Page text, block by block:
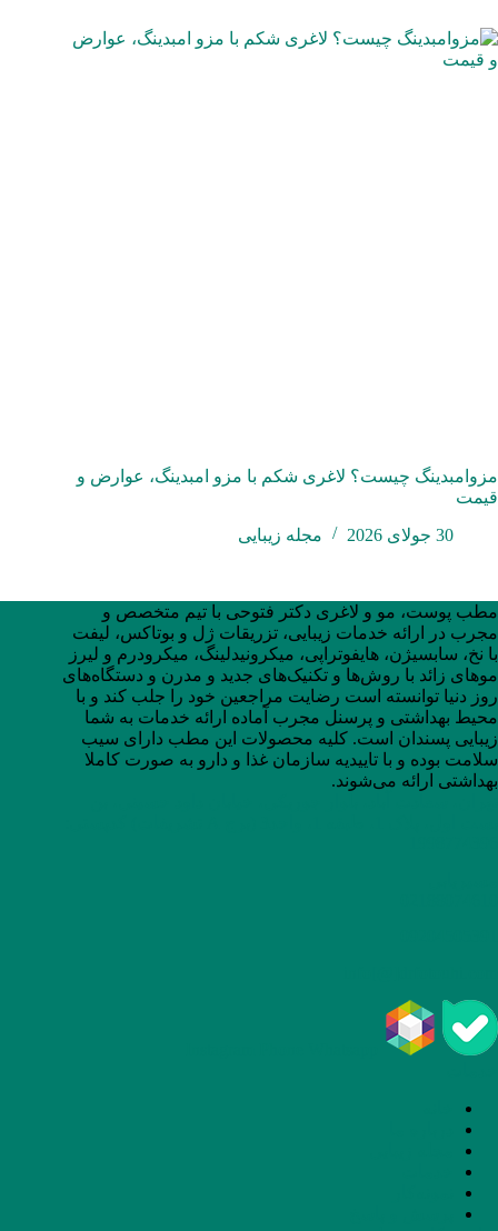
مزوامبدینگ چیست؟ لاغری شکم با مزو امبدینگ، عوارض و
قیمت
30 جولای 2026
مجله زیبایی
مطب پوست، مو و لاغری دکتر فتوحی با تیم متخصص و
مجرب در ارائه خدمات زیبایی، تزریقات ژل و بوتاکس، لیفت
با نخ، سابسیژن، هایفوتراپی، میکرونیدلینگ، میکرودرم و لیرز
موهای زائد با روش‌ها و تکنیک‌های جدید و مدرن و دستگاه‌های
روز دنیا توانسته است رضایت مراجعین خود را جلب کند و با
محیط بهداشتی و پرسنل مجرب آماده ارائه خدمات به شما
زیبایی پسندان است. کلیه محصولات این مطب دارای سیب
سلامت بوده و با تاییدیه سازمان غذا و دارو به صورت کاملا
بهداشتی ارائه می‌شوند.